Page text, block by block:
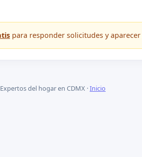
para responder solicitudes y aparecer
del hogar en CDMX ·Inicio